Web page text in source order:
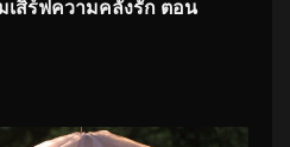
เสิร์ฟความคลั่งรัก ตอน